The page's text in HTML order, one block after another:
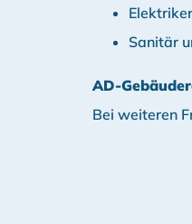
Elektriker
Sanitär
AD-
Bei weiteren